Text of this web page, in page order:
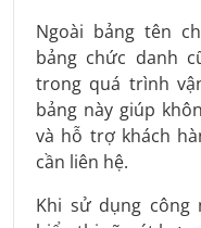
Ngoài bảng tên
bảng chức danh
trong quá trình
bảng này giúp
và hỗ trợ khách
cần liên hệ.
Khi sử dụng công